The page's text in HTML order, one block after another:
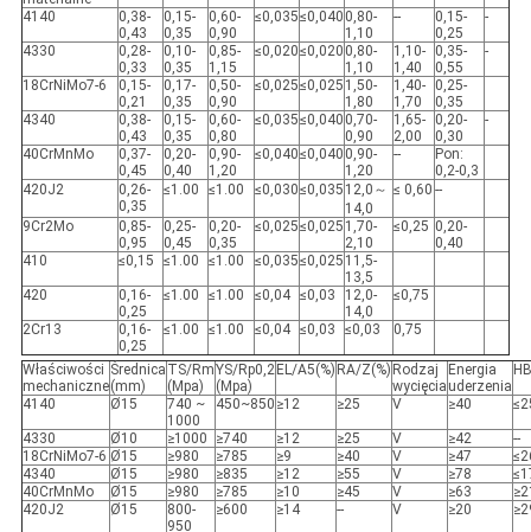
4140
0,38-
0,43
0,15-
0,35
0,60-
0,90
≤0,035≤0,040 0,80-
1,10
--
0,15-
0,25
-
4330
0,28-
0,33
0,10-
0,35
0,85-
1,15
≤0,020≤0,020 0,80-
1,10
1,10-
1,40
0,35-
0,55
-
18CrNiMo7-6
0,15-
0,21
0,17-
0,35
0,50-
0,90
≤0,025≤0,025 1,50-
1,80
1,40-
1,70
0,25-
0,35
4340
0,38-
0,43
0,15-
0,35
0,60-
0,80
≤0,035≤0,040 0,70-
0,90
1,65-
2,00
0,20-
0,30
-
40CrMnMo
0,37-
0,45
0,20-
0,40
0,90-
1,20
≤0,040≤0,040 0,90-
1,20
--
Pon:
0,2-0,3
420J2
0,26-
0,35
≤1.00 ≤1.00 ≤0,030≤0,035 12,0～
14,0
≤ 0,60 --
9Cr2Mo
0,85-
0,95
0,25-
0,45
0,20-
0,35
≤0,025≤0,025 1,70-
2,10
≤0,25 0,20-
0,40
410
≤0,15 ≤1.00 ≤1.00 ≤0,035≤0,025 11,5-
13,5
420
0,16-
0,25
≤1.00 ≤1.00 ≤0,04 ≤0,03
12,0-
14,0
≤0,75
2Cr13
0,16-
0,25
≤1.00 ≤1.00 ≤0,04 ≤0,03 ≤0,03 0,75
Właściwości
mechaniczne
Średnica
(mm)
TS/Rm
(Mpa)
YS/Rp0,2
(Mpa)
EL/A5(%) RA/Z(%) Rodzaj
wycięcia
Energia
uderzenia
4140 Ø15
740 ~
1000
450~850 ≥12 ≥25 V ≥40
4330 Ø10 ≥1000 ≥740 ≥12 ≥25 V ≥42
--
18CrNiMo7-6 Ø15 ≥980 ≥785 ≥9 ≥40 V ≥47
4340
Ø15 ≥980 ≥835 ≥12 ≥55 V ≥78
40CrMnMo
Ø15 ≥980 ≥785 ≥10 ≥45 V ≥63
420J2
Ø15
800-
950
≥600 ≥14 -- V ≥20